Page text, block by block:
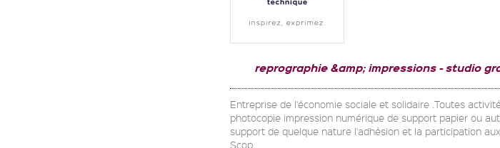
reprographie &amp; impressions studio
Entreprise de l'économie sociale et solidaire .Toutes
photocopie impression numérique de support papier ou
support de quelque nature l'adhésion et la participation
Scop